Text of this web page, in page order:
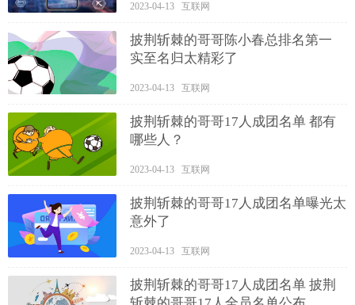
2023-04-13 互联网
披荆斩棘的哥哥陈小春总排名第一
实至名归太精彩了
2023-04-13 互联网
披荆斩棘的哥哥17人成团名单 都有
哪些人？
2023-04-13 互联网
披荆斩棘的哥哥17人成团名单曝光太
意外了
2023-04-13 互联网
披荆斩棘的哥哥17人成团名单 披荆